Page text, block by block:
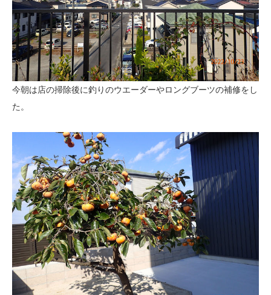
今朝は店の掃除後に釣りのウエーダーやロングブーツの補修をし
た。